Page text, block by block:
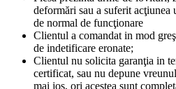
deformări sau a suferit
de normal de funcţionare
Clientul a comandat in mod
de indetificare eronate;
Clientul nu solicita garanţia in
certificat, sau nu depune
mai jos, ori acestea sunt